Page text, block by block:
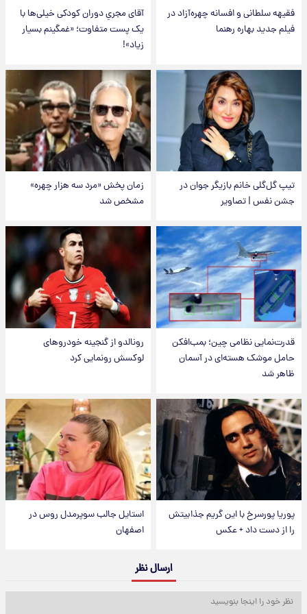
فقیهه سلطانی و افسانه چهره‌آزاد در
فیلم جدید بهاره رهنما
آقای مجریِ دوران کودکی خیلی‌ها با
یک پست متفاوت؛ «غمگینم بسیار
زیاد»!
تیپ گل‌گلی خانم بازیگر جوان در
جشن نفس | تصاویر
زمان پخش «مرد سه هزار چهره»
مشخص شد
قدرت‌نمایی نظامی چین؛ بمب‌افکن
حامل موشک هسته‌ای در آسمان
ظاهر شد
رونالدو از گنجینه خودروهای
لوکسش رونمایی کرد
پوریا پورسرخ با این گریم جذابیتش
را از دست داد + عکس
استایل جالب سوپرمدل روس در
اصفهان
ارسال نظر